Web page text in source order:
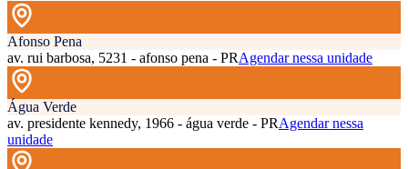
Afonso Pena
av. rui barbosa, 5231 - afonso pena - PRAgendar nessa unidade
Água Verde
av. presidente kennedy, 1966 - água verde - PRAgendar nessa
unidade